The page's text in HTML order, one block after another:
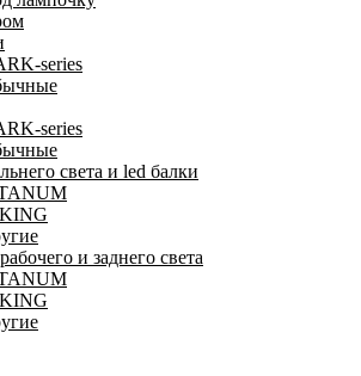
series
series
света и led балки
и заднего света